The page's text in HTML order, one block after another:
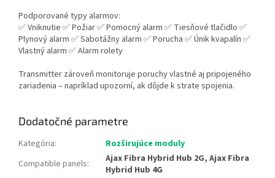
Podporované typy alarmov:
✅ Vniknutie ✅ Požiar ✅ Pomocný alarm ✅ Tiesňové tlačidlo ✅
Plynový alarm ✅ Sabotážny alarm ✅ Porucha ✅ Únik kvapalín ✅
Vlastný alarm ✅ Alarm rolety
Transmitter zároveň monitoruje poruchy vlastné aj pripojeného
zariadenia – napríklad upozorní, ak dôjde k strate spojenia.
Dodatočné parametre
Kategória:
Rozširujúce moduly
Compatible panels:
Ajax Fibra Hybrid Hub 2G, Ajax Fibra
Hybrid Hub 4G